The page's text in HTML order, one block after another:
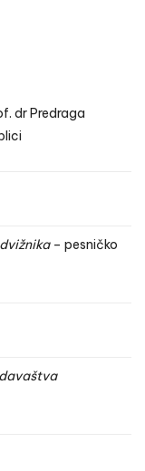
dr Predraga
– pesničko